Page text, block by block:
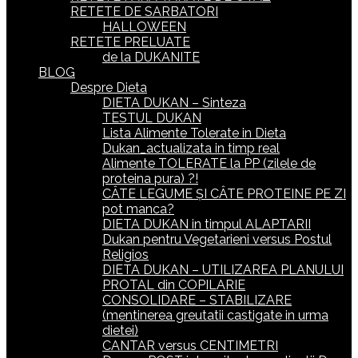
RETETE DE SARBATORI
HALLOWEEN
RETETE PRELUATE
de la DUKANITE
BLOG
Despre Dieta
DIETA DUKAN – Sinteza
TESTUL DUKAN
Lista Alimente Tolerate in Dieta
Dukan_actualizata in timp real
Alimente TOLERATE la PP (zilele de
proteina pura) ?!
CÂTE LEGUME ȘI CÂTE PROTEINE PE ZI
pot manca?
DIETA DUKAN in timpul ALAPTARII
Dukan pentru Vegetarieni versus Postul
Religios
DIETA DUKAN – UTILIZAREA PLANULUI
PROTAL din COPILARIE
CONSOLIDARE – STABILIZARE
(mentinerea greutatii castigate in urma
dietei)
CANTAR versus CENTIMETRI